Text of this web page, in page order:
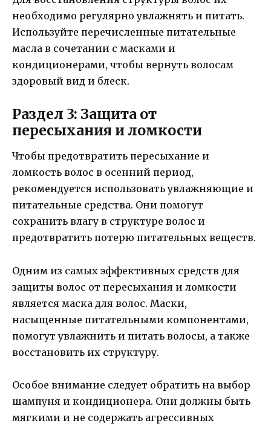
необходимо регулярно увлажнять и питать.
Используйте перечисленные питательные
масла в сочетании с масками и
кондиционерами, чтобы вернуть волосам
здоровый вид и блеск.
Раздел 3: Защита от
пересыхания и ломкости
Чтобы предотвратить пересыхание и
ломкость волос в осенний период,
рекомендуется использовать увлажняющие и
питательные средства. Они помогут
сохранить влагу в структуре волос и
предотвратить потерю питательных веществ.
Одним из самых эффективных средств для
защиты волос от пересыхания и ломкости
является маска для волос. Маски,
насыщенные питательными компонентами,
помогут увлажнить и питать волосы, а также
восстановить их структуру.
Особое внимание следует обратить на выбор
шампуня и кондиционера. Они должны быть
мягкими и не содержать агрессивных